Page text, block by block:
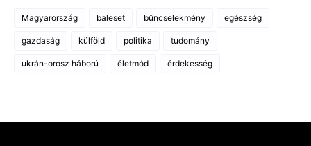
Magyarország baleset bűncselekmény egészség
gazdaság külföld politika tudomány
ukrán-orosz háború életmód érdekesség